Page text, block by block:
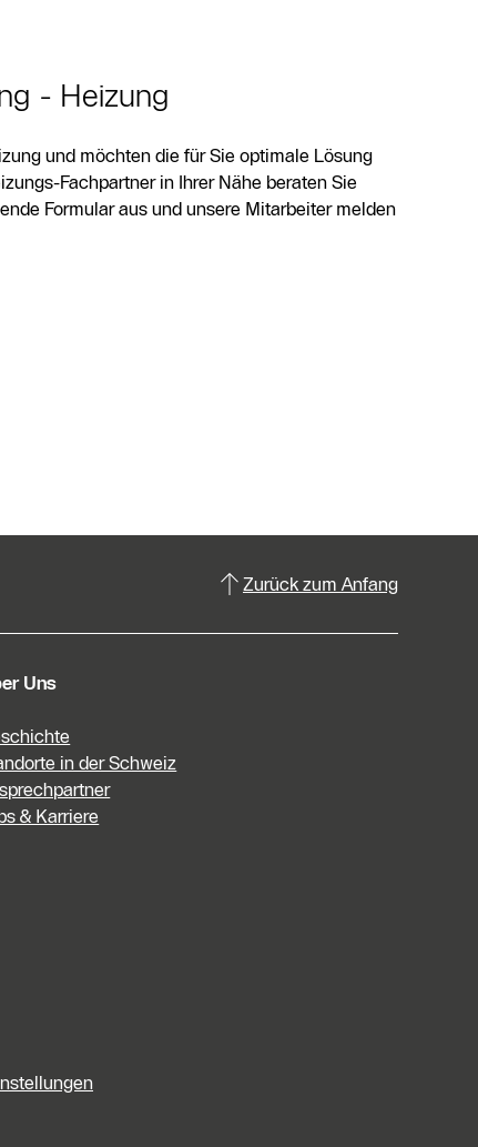
- Heizung
und möchten die für Sie optimale Lösung
Fachpartner in Ihrer Nähe beraten Sie
Formular aus und unsere Mitarbeiter melden
Zurück zum Anfang
Uns
in der Schweiz
& Karriere